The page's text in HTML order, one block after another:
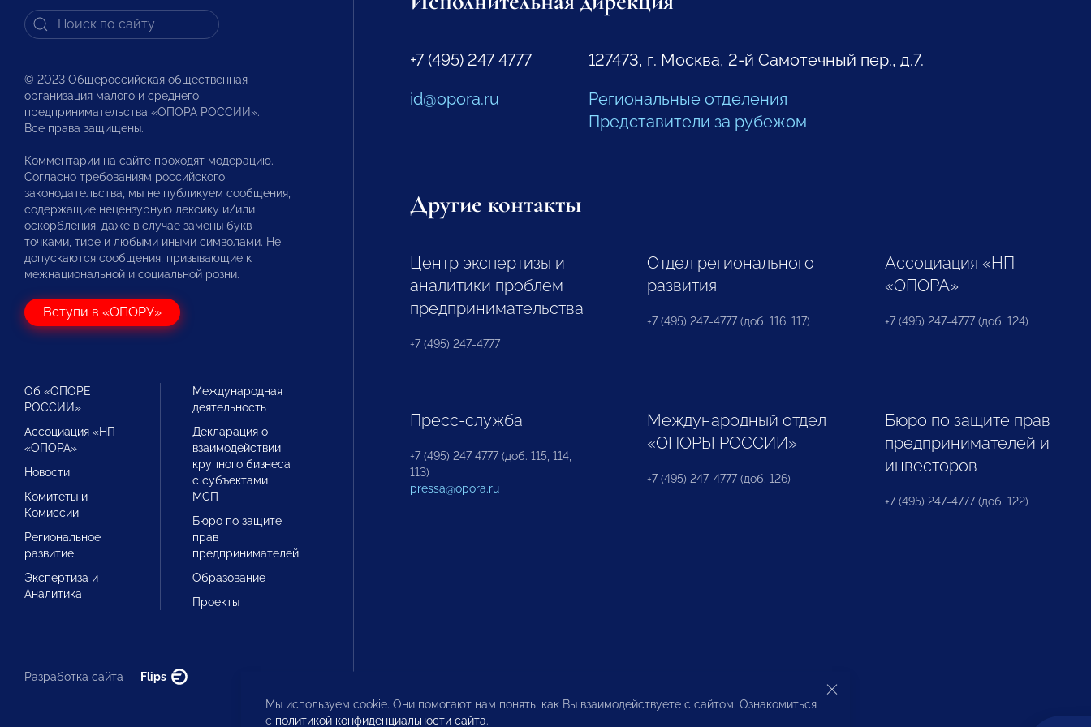
© 2023 Общероссийская общественная
организация малого и среднего
предпринимательства «ОПОРА РОССИИ».
Все права защищены.
Комментарии на сайте проходят модерацию.
Согласно требованиям российского
законодательства, мы не публикуем сообщения,
содержащие нецензурную лексику и/или
оскорбления, даже в случае замены букв
точками, тире и любыми иными символами. Не
допускаются сообщения, призывающие к
межнациональной и социальной розни.
Вступи в «ОПОРУ»
Об «ОПОРЕ
РОССИИ»
Ассоциация «НП
«ОПОРА»
Новости
Комитеты и
Комиссии
Региональное
развитие
Экспертиза и
Аналитика
Международная
деятельность
Декларация о
взаимодействии
крупного бизнеса
с субъектами
МСП
Бюро по защите
прав
предпринимателей
Образование
Проекты
Разработка сайта — Flips
+7 (495) 247 4777
id@opora.ru
127473, г. Москва, 2-й Самотечный пер., д.7.
Региональные отделения
Представители за рубежом
Другие контакты
Центр экспертизы и
аналитики проблем
предпринимательства
+7 (495) 247-4777
Отдел регионального
развития
+7 (495) 247-4777 (доб. 116, 117)
Ассоциация «НП
«ОПОРА»
+7 (495) 247-4777 (доб. 124)
Пресс-служба
+7 (495) 247 4777 (доб. 115, 114,
113)
pressa@opora.ru
Международный отдел
«ОПОРЫ РОССИИ»
+7 (495) 247-4777 (доб. 126)
Бюро по защите прав
предпринимателей и
инвесторов
+7 (495) 247-4777 (доб. 122)
Мы используем cookie. Они помогают нам понять, как Вы взаимодействуете с сайтом. Ознакомиться
с политикой конфиденциальности сайта.